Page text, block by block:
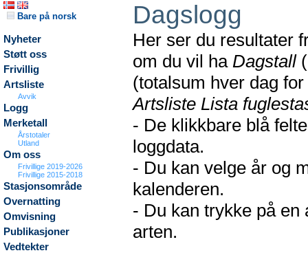
Bare på norsk
Nyheter
Støtt oss
Frivillig
Artsliste
Avvik
Logg
Merketall
Årstotaler
Utland
Om oss
Frivillige 2019-2026
Frivillige 2015-2018
Stasjonsområde
Overnatting
Omvisning
Publikasjoner
Vedtekter
Dagslogg
Her ser du resultater
om du vil ha Dagstall
(totalsum hver dag
Artsliste Lista
- De klikkbare blå
loggdata.
- Du kan velge år og
kalenderen.
- Du kan trykke på en
arten.